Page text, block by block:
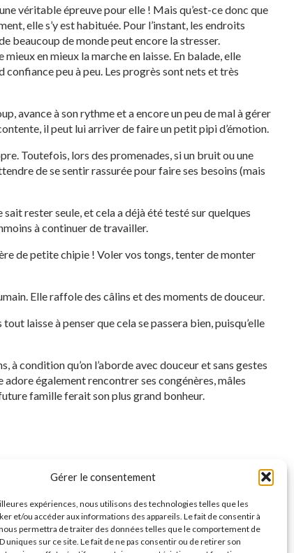
Gérer le consentement
expériences, nous utilisons des technologies telles que les
et/ou accéder aux informations des appareils. Le fait de consentir à
permettra de traiter des données telles que le comportement de
uniques sur ce site. Le fait de ne pas consentir ou de retirer son
véritable épreuve pour elle ! Mais qu’est-ce donc que
elle s’y est habituée. Pour l’instant, les endroits
beaucoup de monde peut encore la stresser.
en mieux la marche en laisse. En balade, elle
peu à peu. Les progrès sont nets et très
avance à son rythme et a encore un peu de mal à gérer
il peut lui arriver de faire un petit pipi d’émotion.
Toutefois, lors des promenades, si un bruit ou une
de se sentir rassurée pour faire ses besoins (mais
rester seule, et cela a déjà été testé sur quelques
à continuer de travailler.
de petite chipie ! Voler vos tongs, tenter de monter
Elle raffole des câlins et des moments de douceur.
laisse à penser que cela se passera bien, puisqu’elle
à condition qu’on l’aborde avec douceur et sans gestes
également rencontrer ses congénères, mâles
famille ferait son plus grand bonheur.
Nelya (FA
🇫🇷)♀️
Adoptée
Nava♀️
Nysko♂️
Réservé